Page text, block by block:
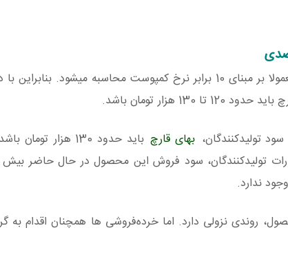
تولیدکنندگان، بهای قارچ
باید حدود 130 هزار
ندارد.
روندی نزولی دارد. اما خرده‌فروشی ها همچنان اقدام به